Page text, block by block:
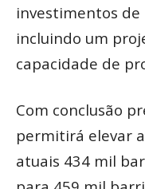
investimentos de
incluindo um
capacidade de
Com conclusão
permitirá elevar
atuais 434 mil